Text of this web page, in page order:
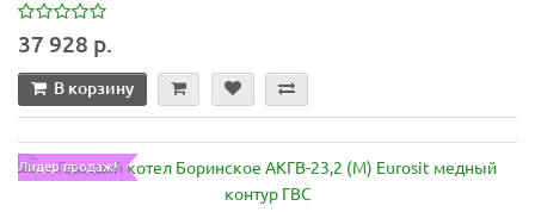
37 928 р.
В корзину
Лидер продаж!